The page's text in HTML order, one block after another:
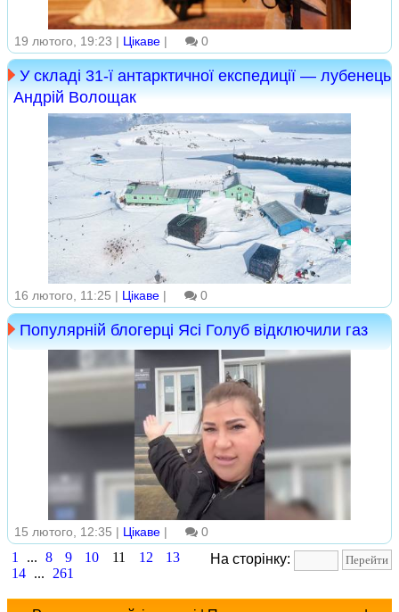
19 лютого, 19:23 | Цікаве | 0
У складі 31-ї антарктичної експедиції — лубенець
Андрій Волощак
16 лютого, 11:25 | Цікаве | 0
Популярній блогерці Ясі Голуб відключили газ
15 лютого, 12:35 | Цікаве | 0
На сторінку:
1 ... 8 9 10 11 12
13
14 ... 261